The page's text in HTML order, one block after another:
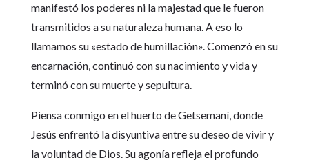
manifestó los poderes ni la majestad que le fueron
transmitidos a su naturaleza humana. A eso lo
llamamos su «estado de humillación». Comenzó en su
encarnación, continuó con su nacimiento y vida y
terminó con su muerte y sepultura.
Piensa conmigo en el huerto de Getsemaní, donde
Jesús enfrentó la disyuntiva entre su deseo de vivir y
la voluntad de Dios. Su agonía refleja el profundo